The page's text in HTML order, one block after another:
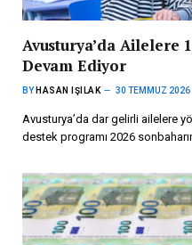
Avusturya’da Ailelere
Devam Ediyor
BY HASAN IŞILAK 30 TEMMUZ 2026
Avusturya’da dar gelirli ailelere
destek programı 2026